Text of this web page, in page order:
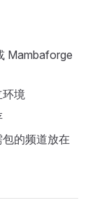
Mambaforge
环境
包的频道放在